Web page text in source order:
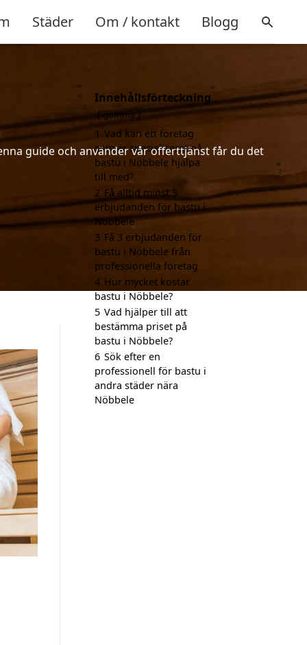
Städer Om / kontakt Blogg
guide och använder vår offerttjänst får du det
Innehållsförteckning
gömma
1 Vad kan ett företag
som är specialiserat på
bastu i Nöbbele hjälpa
till med?
2 Få alltid minst 3
erbjudanden för bastu i
Nöbbele
3 Få 3 erbjudanden för
bastu i Nöbbele från
professionella företag
4 Hur mycket kostar
bastu i Nöbbele?
5 Vad hjälper till att
bestämma priset på
bastu i Nöbbele?
6 Sök efter en
professionell för bastu i
andra städer nära
Nöbbele